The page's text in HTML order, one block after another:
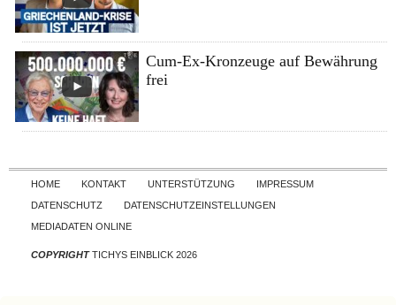
Cum-Ex-Kronzeuge auf Bewährung
frei
Skip to content
HOME KONTAKT UNTERSTÜTZUNG
IMPRESSUM
DATENSCHUTZ
DATENSCHUTZEINSTELLUNGEN
MEDIADATEN ONLINE
COPYRIGHTTICHYS EINBLICK 2026